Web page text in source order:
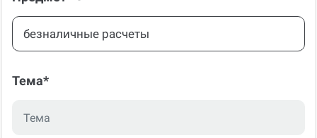
Тема*